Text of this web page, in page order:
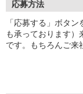
応募方法
「応募する」ボタ
も承っております）
です。もちろんご来